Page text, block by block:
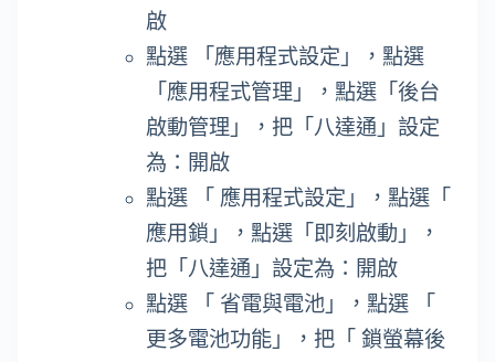
啟
點選 「應用程式設定」，點選
「應用程式管理」，點選「後台
啟動管理」，把「八達通」設定
為：開啟
點選 「 應用程式設定」，點選「
應用鎖」，點選「即刻啟動」，
把「八達通」設定為：開啟
點選 「 省電與電池」，點選 「
更多電池功能」，把「 鎖螢幕後